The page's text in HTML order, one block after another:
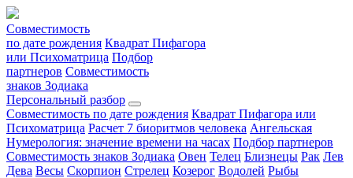
Совместимость
по дате рождения Квадрат Пифагора
или Психоматрица Подбор
партнеров Совместимость
знаков Зодиака
Персональный разбор
Совместимость по дате рождения Квадрат Пифагора или
Психоматрица Расчет 7 биоритмов человека Ангельская
Нумерология: значение времени на часах Подбор партнеров
Совместимость знаков Зодиака Овен Телец Близнецы Рак Лев
Дева Весы Скорпион Стрелец Козерог Водолей Рыбы